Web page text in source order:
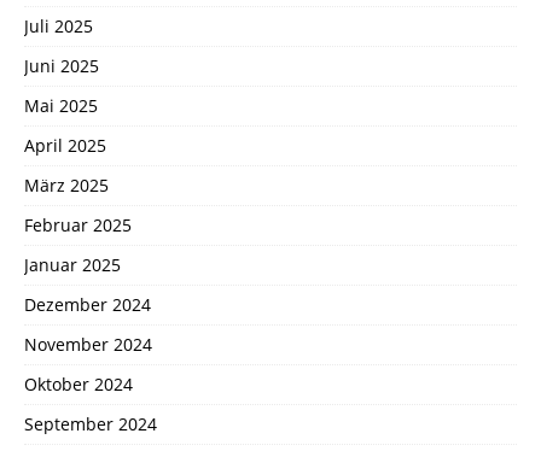
Juli 2025
Juni 2025
Mai 2025
April 2025
März 2025
Februar 2025
Januar 2025
Dezember 2024
November 2024
Oktober 2024
September 2024